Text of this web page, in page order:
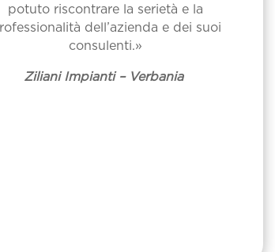
potuto riscontrare la serietà e la
dell’azienda e dei suoi
consulenti.»
Ziliani Impianti – Verbania